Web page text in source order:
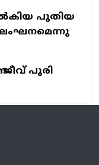
പുതിയ
പുരി